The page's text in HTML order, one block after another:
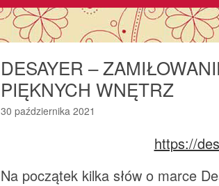
DESAYER –
PIĘKNYCH WNĘTRZ
30 października 2021
https://
Na początek kilka słów o marce